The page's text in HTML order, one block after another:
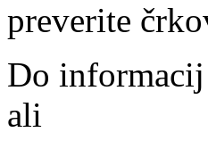
preverite
Do
ali